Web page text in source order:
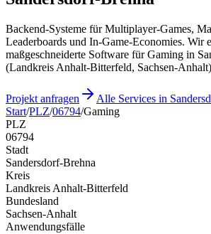
Backend-Systeme für Multiplayer-Games,
Leaderboards und In-Game-Economies. Wir
maßgeschneiderte Software für Gaming in
(Landkreis Anhalt-Bitterfeld, Sachsen-
Projekt anfragen
Alle Services in
Start/PLZ/06794/Gaming
PLZ
06794
Stadt
Sandersdorf-Brehna
Kreis
Landkreis Anhalt-Bitterfeld
Bundesland
Sachsen-Anhalt
Anwendungsfälle